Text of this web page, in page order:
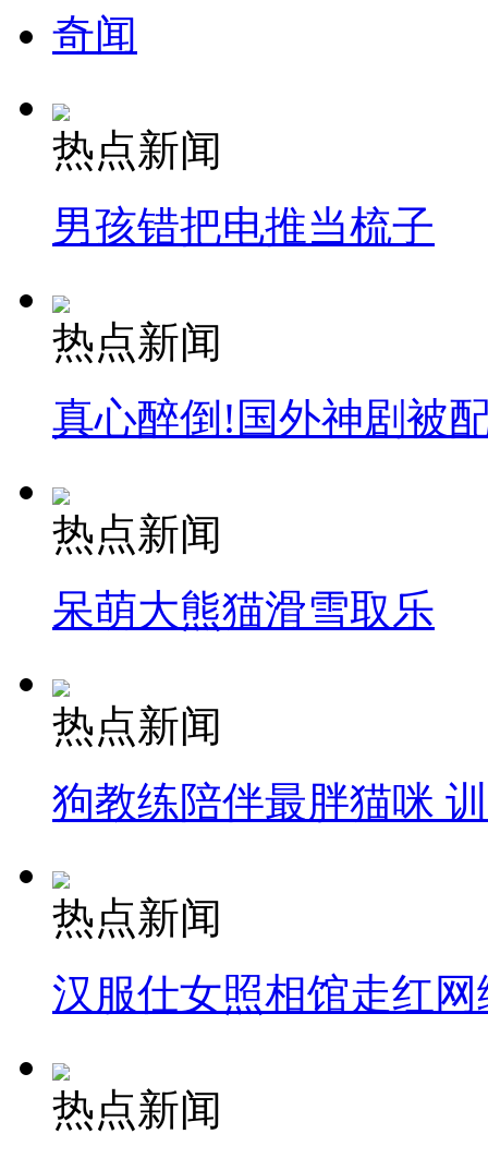
司机酒驾遇交警 急速倒车逃窜
奇闻
热点新闻
男孩错把电推当梳子
热点新闻
真心醉倒!国外神剧被
热点新闻
呆萌大熊猫滑雪取乐
热点新闻
狗教练陪伴最胖猫咪
热点新闻
汉服仕女照相馆走红网
热点新闻